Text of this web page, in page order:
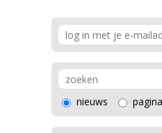
nieuws